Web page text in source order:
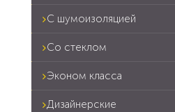
С шумоизоляцией
Со стеклом
Эконом класса
Дизайнерские